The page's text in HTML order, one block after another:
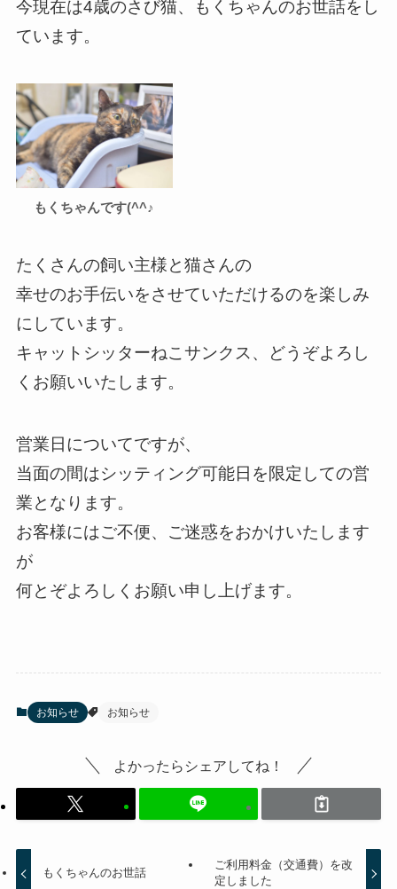
今現在は4歳のさび猫、もくちゃんのお世話をし
ています。
もくちゃんです(^^♪
たくさんの飼い主様と猫さんの
幸せのお手伝いをさせていただけるのを楽しみ
にしています。
キャットシッターねこサンクス、どうぞよろし
くお願いいたします。
営業日についてですが、
当面の間はシッティング可能日を限定しての営
業となります。
お客様にはご不便、ご迷惑をおかけいたします
が
何とぞよろしくお願い申し上げます。
お知らせ お知らせ
よかったらシェアしてね！
もくちゃんのお世話
ご利用料金（交通費）を改
定しました